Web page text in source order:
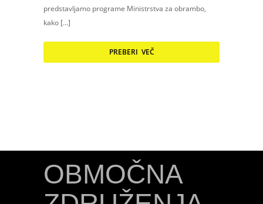
predstavljamo programe Ministrstva za obrambo,
kako […]
PREBERI VEČ
OBMOČNA